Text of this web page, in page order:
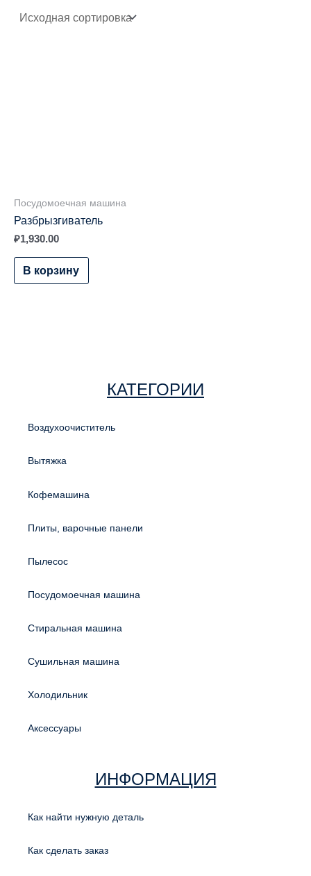
Посудомоечная машина
Разбрызгиватель
₽1,930.00
В корзину
КАТЕГОРИИ
Воздухоочиститель
Вытяжка
Кофемашина
Плиты, варочные панели
Пылесос
Посудомоечная машина
Стиральная машина
Сушильная машина
Холодильник
Аксессуары
ИНФОРМАЦИЯ
Как найти нужную деталь
Как сделать заказ